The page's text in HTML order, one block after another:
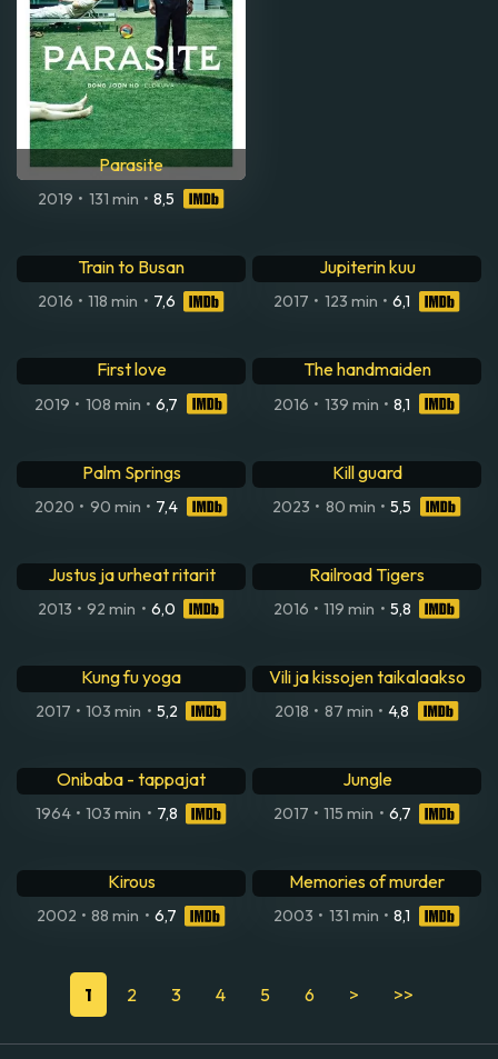
Parasite
2019 • 131 min • 8,5
Train to Busan
2016 • 118 min • 7,6
Jupiterin kuu
2017 • 123 min • 6,1
First love
2019 • 108 min • 6,7
The handmaiden
2016 • 139 min • 8,1
Palm Springs
2020 • 90 min • 7,4
Kill guard
2023 • 80 min • 5,5
Justus ja urheat ritarit
2013 • 92 min • 6,0
Railroad Tigers
2016 • 119 min • 5,8
Kung fu yoga
2017 • 103 min • 5,2
Vili ja kissojen taikalaakso
2018 • 87 min • 4,8
Onibaba - tappajat
1964 • 103 min • 7,8
Jungle
2017 • 115 min • 6,7
Kirous
2002 • 88 min • 6,7
Memories of murder
2003 • 131 min • 8,1
1 2 3 4 5 6 > >>